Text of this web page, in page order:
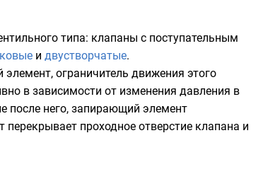
типа: клапаны с поступательным
и двустворчатые.
ограничитель движения этого
в зависимости от изменения давления в
после него, запирающий элемент
проходное отверстие клапана и